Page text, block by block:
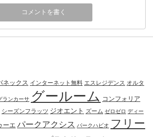
ネックス インターネット無料 エスレジデンス オルタ
ランカーサ グールーム コンフォリア
シーズンフラッツ ジオエント ズーム ゼロゼロ ディー
ーエ パークアクシス パークハビオ フリー